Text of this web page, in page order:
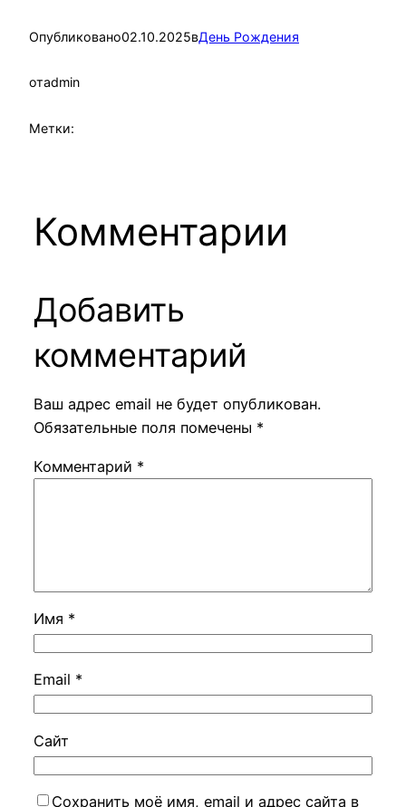
Опубликовано02.10.2025вДень Рождения
отadmin
Метки:
Комментарии
Добавить
комментарий
Ваш адрес email не будет опубликован.
Обязательные поля помечены *
Комментарий *
Имя *
Email *
Сайт
Сохранить моё имя, email и адрес сайта в